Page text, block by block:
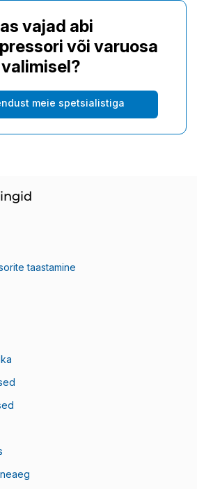
vajad abi
või varuosa
valimisel?
meie spetsialistiga
taastamine